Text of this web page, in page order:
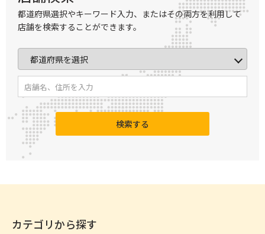
都道府県選択やキーワード入力、またはその両方を利用して
店舗を検索することができます。
検索する
カテゴリから探す